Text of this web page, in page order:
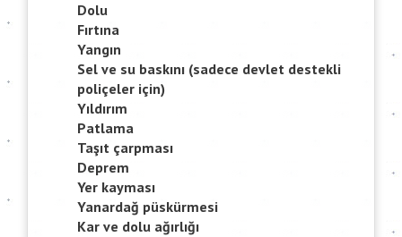
Dolu
Fırtına
Yangın
Sel ve su baskını (sadece devlet destekli
poliçeler için)
Yıldırım
Patlama
Taşıt çarpması
Deprem
Yer kayması
Yanardağ püskürmesi
Kar ve dolu ağırlığı